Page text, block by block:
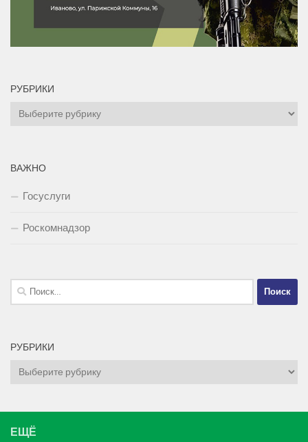
РУБРИКИ
Рубрики
ВАЖНО
Госуслуги
Роскомнадзор
Найти:
РУБРИКИ
Рубрики
ЕЩЁ